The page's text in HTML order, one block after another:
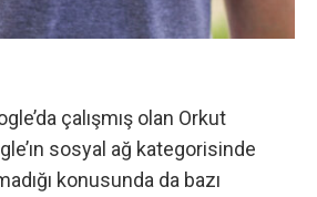
çalışmış olan Orkut
sosyal ağ kategorisinde
konusunda da bazı